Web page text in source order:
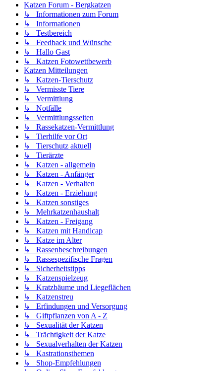
Katzen Forum - Bergkatzen
↳ Informationen zum Forum
↳ Informationen
↳ Testbereich
↳ Feedback und Wünsche
↳ Hallo Gast
↳ Katzen Fotowettbewerb
Katzen Mitteilungen
↳ Katzen-Tierschutz
↳ Vermisste Tiere
↳ Vermittlung
↳ Notfälle
↳ Vermittlungsseiten
↳ Rassekatzen-Vermittlung
↳ Tierhilfe vor Ort
↳ Tierschutz aktuell
↳ Tierärzte
↳ Katzen - allgemein
↳ Katzen - Anfänger
↳ Katzen - Verhalten
↳ Katzen - Erziehung
↳ Katzen sonstiges
↳ Mehrkatzenhaushalt
↳ Katzen - Freigang
↳ Katzen mit Handicap
↳ Katze im Alter
↳ Rassenbeschreibungen
↳ Rassespezifische Fragen
↳ Sicherheitstipps
↳ Katzenspielzeug
↳ Kratzbäume und Liegeflächen
↳ Katzenstreu
↳ Erfindungen und Versorgung
↳ Giftpflanzen von A - Z
↳ Sexualität der Katzen
↳ Trächtigkeit der Katze
↳ Sexualverhalten der Katzen
↳ Kastrationsthemen
↳ Shop-Empfehlungen